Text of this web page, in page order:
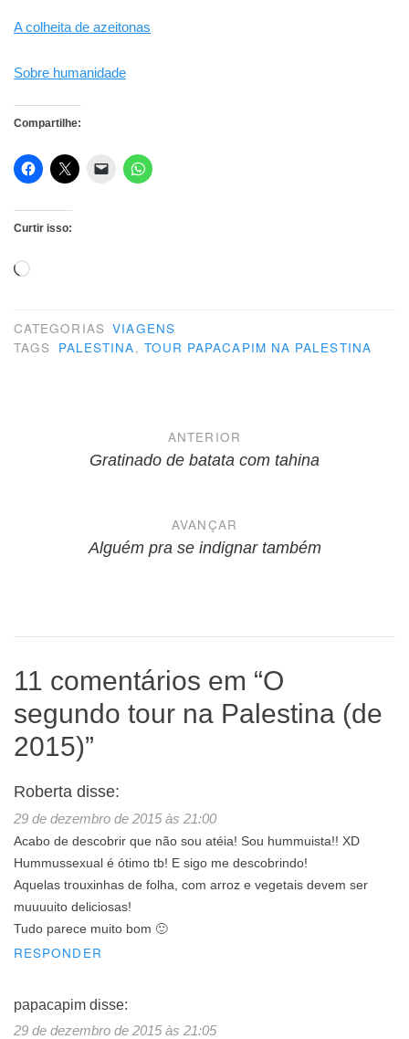
A colheita de azeitonas
Sobre humanidade
Compartilhe:
Curtir isso:
Carregando...
CATEGORIAS VIAGENS
TAGS PALESTINA, TOUR PAPACAPIM NA PALESTINA
NavegaçãoANTERIOR
Gratinado de batata com tahina
AVANÇAR
Alguém pra se indignar também
11 comentários em “O
segundo tour na Palestina (de
2015)”
Roberta disse:
29 de dezembro de 2015 às 21:00
Acabo de descobrir que não sou atéia! Sou hummuista!! XD
Hummussexual é ótimo tb! E sigo me descobrindo!
Aquelas trouxinhas de folha, com arroz e vegetais devem ser
muuuuito deliciosas!
Tudo parece muito bom 🙂
RESPONDER
papacapim disse:
29 de dezembro de 2015 às 21:05